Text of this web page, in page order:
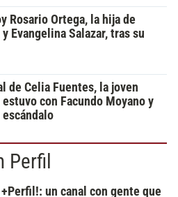
Rosario Ortega, la hija de
Evangelina Salazar, tras su
de Celia Fuentes, la joven
con Facundo Moyano y
Perfil
un canal con gente que